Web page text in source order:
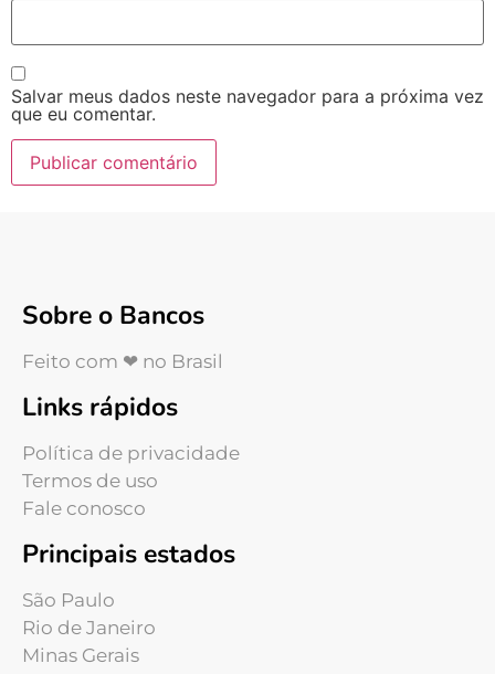
Salvar meus dados neste navegador para a próxima vez
que eu comentar.
Sobre o Bancos
Feito com ❤ no Brasil
Links rápidos
Política de privacidade
Termos de uso
Fale conosco
Principais estados
São Paulo
Rio de Janeiro
Minas Gerais